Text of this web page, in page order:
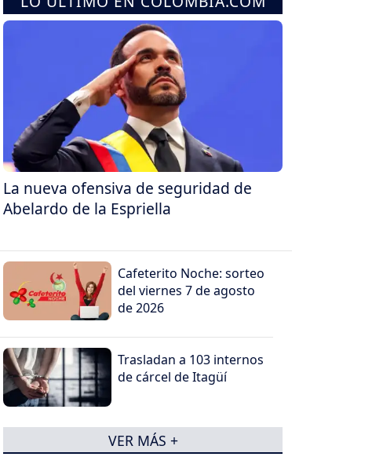
La nueva ofensiva de seguridad de
Abelardo de la Espriella
Cafeterito Noche: sorteo
del viernes 7 de agosto
de 2026
Trasladan a 103 internos
de cárcel de Itagüí
VER MÁS +